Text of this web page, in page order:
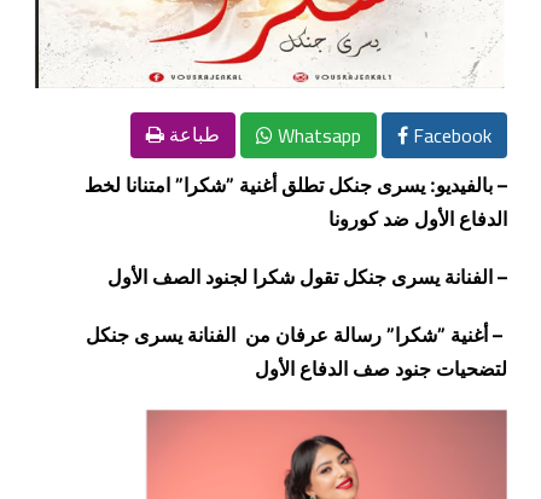
Facebook
Whatsapp طباعة
– بالفيديو: يسرى جنكل تطلق أغنية ”شكرا”امتنانا لخط
الدفاع الأول ضد كورونا
– الفنانة يسرى جنكل تقول شكرا لجنود الصف الأول
– أغنية ”شكرا”رسالة عرفان من الفنانة يسرى جنكل
لتضحيات جنود صف الدفاع الأول